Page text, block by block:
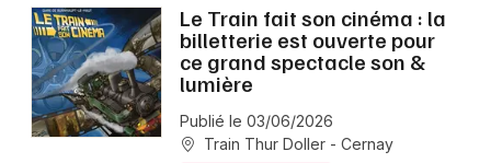
Le Train fait son cinéma : la
billetterie est ouverte pour
ce grand spectacle son &
lumière
Publié le 03/06/2026
Train Thur Doller - Cernay